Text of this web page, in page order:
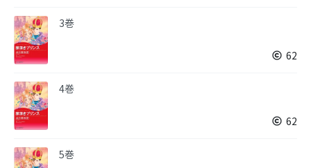
3巻
62
4巻
62
5巻